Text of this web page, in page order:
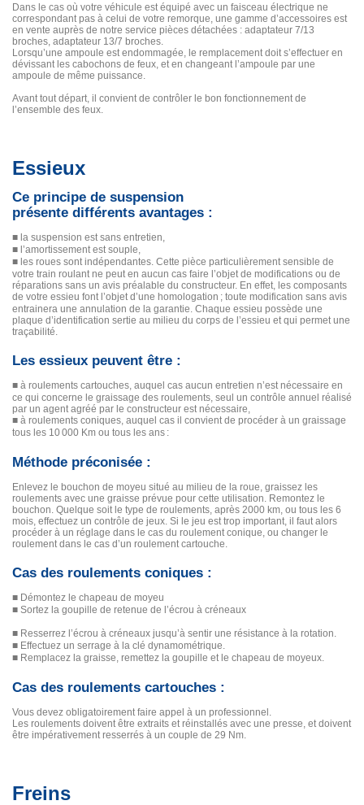
Dans le cas où votre véhicule est équipé avec un faisceau électrique ne
correspondant pas à celui de votre remorque, une gamme d’accessoires est
en vente auprès de notre service pièces détachées : adaptateur 7/13
broches, adaptateur 13/7 broches.
Lorsqu’une ampoule est endommagée, le remplacement doit s’effectuer en
dévissant les cabochons de feux, et en changeant l’ampoule par une
ampoule de même puissance.
Avant tout départ, il convient de contrôler le bon fonctionnement de
l’ensemble des feux.
Essieux
Ce principe de suspension
présente différents avantages :
■ la suspension est sans entretien,
■ l’amortissement est souple,
■ les roues sont indépendantes. Cette pièce particulièrement sensible de
votre train roulant ne peut en aucun cas faire l’objet de modifications ou de
réparations sans un avis préalable du constructeur. En effet, les composants
de votre essieu font l’objet d’une homologation ; toute modification sans avis
entrainera une annulation de la garantie. Chaque essieu possède une
plaque d’identification sertie au milieu du corps de l’essieu et qui permet une
traçabilité.
Les essieux peuvent être :
■ à roulements cartouches, auquel cas aucun entretien n’est nécessaire en
ce qui concerne le graissage des roulements, seul un contrôle annuel réalisé
par un agent agréé par le constructeur est nécessaire,
■ à roulements coniques, auquel cas il convient de procéder à un graissage
tous les 10000 Km ou tous les ans :
Méthode préconisée :
Enlevez le bouchon de moyeu situé au milieu de la roue, graissez les
roulements avec une graisse prévue pour cette utilisation. Remontez le
bouchon. Quelque soit le type de roulements, après 2000 km, ou tous les 6
mois, effectuez un contrôle de jeux. Si le jeu est trop important, il faut alors
procéder à un réglage dans le cas du roulement conique, ou changer le
roulement dans le cas d’un roulement cartouche.
Cas des roulements coniques :
■ Démontez le chapeau de moyeu
■ Sortez la goupille de retenue de l’écrou à créneaux
■ Resserrez l’écrou à créneaux jusqu’à sentir une résistance à la rotation.
■ Effectuez un serrage à la clé dynamométrique.
■ Remplacez la graisse, remettez la goupille et le chapeau de moyeux.
Cas des roulements cartouches :
Vous devez obligatoirement faire appel à un professionnel.
Les roulements doivent être extraits et réinstallés avec une presse, et doivent
être impérativement resserrés à un couple de 29 Nm.
Freins